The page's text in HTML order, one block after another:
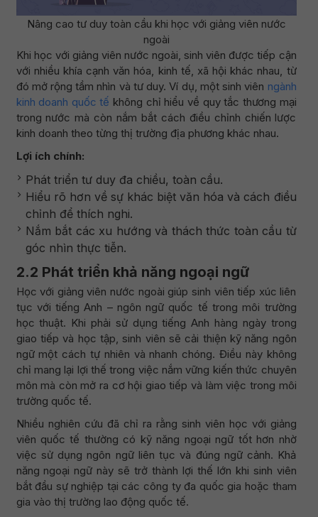
Nâng cao tư duy toàn cầu khi học với giảng viên nước
ngoài
Khi học với giảng viên nước ngoài, sinh viên được tiếp cận
với nhiều khía cạnh văn hóa, kinh tế, xã hội khác nhau, từ
đó mở rộng tầm nhìn và tư duy. Ví dụ, một sinh viên ngành
kinh doanh quốc tế không chỉ hiểu về quy tắc thương mại
trong nước mà còn nắm bắt cách điều chỉnh chiến lược
kinh doanh theo từng thị trường địa phương khác nhau.
Lợi ích chính:
Phát triển tư duy đa chiều, toàn cầu.
Hiểu rõ hơn về sự khác biệt văn hóa và cách điều
chỉnh để thích nghi.
Nắm bắt các xu hướng và thách thức toàn cầu từ
góc nhìn thực tiễn.
2.2 Phát triển khả năng ngoại ngữ
Học với giảng viên nước ngoài giúp sinh viên tiếp xúc liên
tục với tiếng Anh – ngôn ngữ quốc tế trong môi trường
học thuật. Khi phải sử dụng tiếng Anh hàng ngày trong
giao tiếp và học tập, sinh viên sẽ cải thiện kỹ năng ngôn
ngữ một cách tự nhiên và nhanh chóng. Điều này không
chỉ mang lại lợi thế trong việc nắm vững kiến thức chuyên
môn mà còn mở ra cơ hội giao tiếp và làm việc trong môi
trường quốc tế.
Nhiều nghiên cứu đã chỉ ra rằng sinh viên học với giảng
viên quốc tế thường có kỹ năng ngoại ngữ tốt hơn nhờ
việc sử dụng ngôn ngữ liên tục và đúng ngữ cảnh. Khả
năng ngoại ngữ này sẽ trở thành lợi thế lớn khi sinh viên
bắt đầu sự nghiệp tại các công ty đa quốc gia hoặc tham
gia vào thị trường lao động quốc tế.